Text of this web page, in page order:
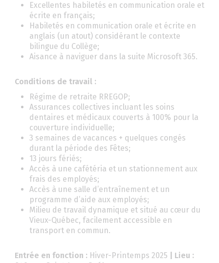
Excellentes habiletés en communication orale et
écrite en français;
Habiletés en communication orale et écrite en
anglais (un atout) considérant le contexte
bilingue du Collège;
Aisance à naviguer dans la suite Microsoft 365.
Conditions de travail :
Régime de retraite RREGOP;
Assurances collectives incluant les soins
dentaires et médicaux couverts à 100% pour la
couverture individuelle;
3 semaines de vacances + quelques congés
durant la période des Fêtes;
13 jours fériés;
Accès à une cafétéria et un stationnement aux
frais des employés;
Accès à une salle d’entraînement et un
programme d’aide aux employés;
Milieu de travail dynamique et situé au cœur du
Vieux-Québec, facilement accessible en
transport en commun.
Entrée en fonction : Hiver-Printemps 2025 | Lieu :